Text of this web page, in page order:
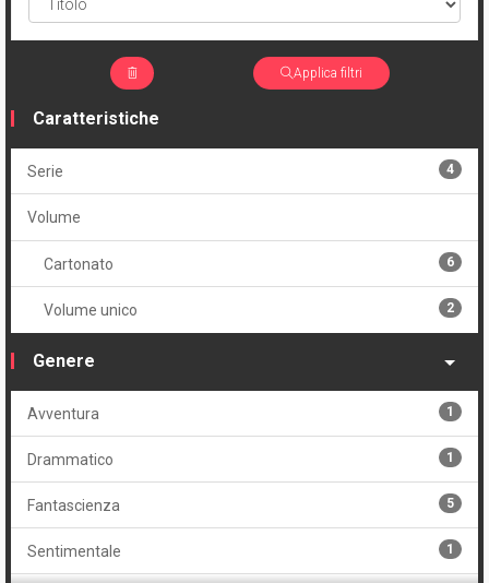
Applica filtri
Caratteristiche
Serie 4
Volume
Cartonato 6
Volume unico 2
Genere
Avventura 1
Drammatico 1
Fantascienza 5
Sentimentale 1